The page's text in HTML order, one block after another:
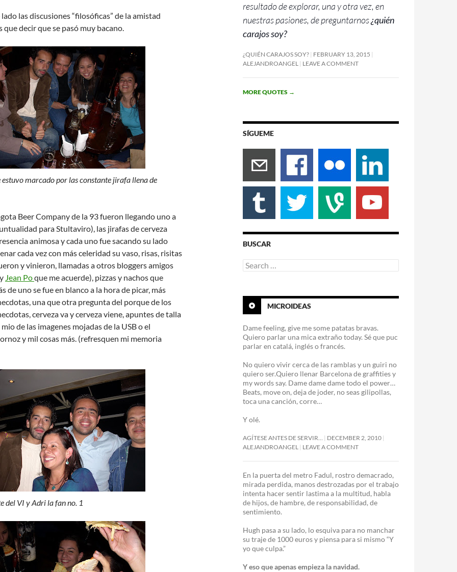
las discusiones “filosóficas” de la amistad
que decir que se pasó muy bacano.
estuvo marcado por las constante jirafa llena de
Beer Company de la 93 fueron llegando uno a
para Stultaviro), las jirafas de cerveza
animosa y cada uno fue sacando su lado
cada vez con más celeridad su vaso, risas, risitas
y vinieron, llamadas a otros bloggers amigos
y Jean Poque me acuerde), pizzas y nachos que
de uno se fue en blanco a la hora de picar, más
una que otra pregunta del porque de los
cerveza va y cerveza viene, apuntes de talla
de las imagenes mojadas de la USB o el
y mil cosas más. (refresquen mi memoria
del VI y Adri la fan no. 1
resultado de explorar, una y otra vez, en
nuestras pasiones, de preguntarnos¿quién
carajos soy?
¿QUIÉN CARAJOS SOY? FEBRUARY 13, 2015
ALEJANDROANGEL LEAVE A COMMENT
MORE QUOTES →
SÍGUEME
BUSCAR
Search
for:
MICROIDEAS
Dame feeling, give me some patatas bravas.
Quiero parlar una mica extraño today. Sé que puc
parlar en catalá, inglés o francés.
No quiero vivir cerca de las ramblas y un guiri no
quiero ser.Quiero llenar Barcelona de graffities y
my words say. Dame dame dame todo el power…
Beats, move on, deja de joder, no seas gilipollas,
toca una canción, corre…
Y olé.
AGÍTESE ANTES DE SERVIR…
DECEMBER 2, 2010
ALEJANDROANGEL LEAVE A COMMENT
En la puerta del metro Fadul, rostro demacrado,
mirada perdida, manos destrozadas por el trabajo
intenta hacer sentir lastima a la multitud, habla
de hijos, de hambre, de responsabilidad, de
sentimiento.
Hugh pasa a su lado, lo esquiva para no manchar
su traje de 1000 euros y piensa para si mismo “Y
yo que culpa.”
Y eso que apenas empieza la navidad.